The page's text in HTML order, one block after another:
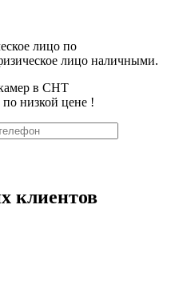
лицо по
лицо наличными.
в СНТ
по низкой цене !
клиентов